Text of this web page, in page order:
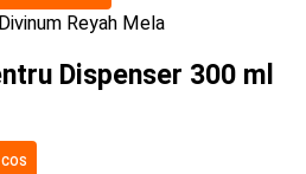
Dispenser 300 ml